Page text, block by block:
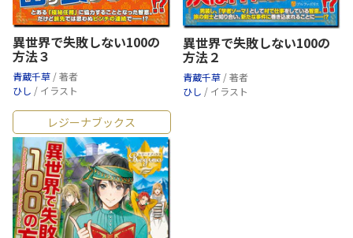
異世界で失敗しない100の
方法３
青蔵千草 / 著者
ひし / イラスト
異世界で失敗しない100の
方法２
青蔵千草 / 著者
ひし / イラスト
レジーナブックス